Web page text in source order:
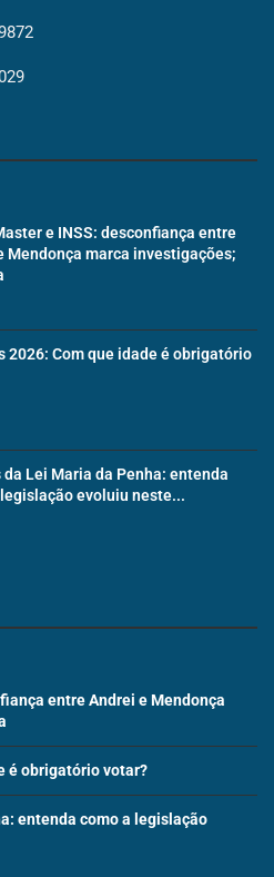
e INSS: desconfiança entre
Mendonça marca investigações;
2026: Com que idade é obrigatório
da Lei Maria da Penha: entenda
evoluiu neste...
entre Andrei e Mendonça
é obrigatório votar?
entenda como a legislação